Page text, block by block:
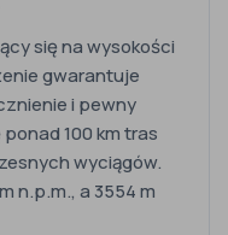
się na wysokości
gwarantuje
i pewny
100 km tras
wyciągów.
n.p.m., a 3554 m